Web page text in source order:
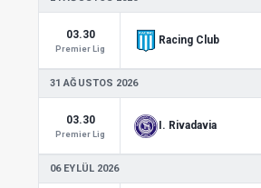
03.30
Premier Lig
Racing Club
31 AĞUSTOS 2026
03.30
Premier Lig
I. Rivadavia
06 EYLÜL 2026